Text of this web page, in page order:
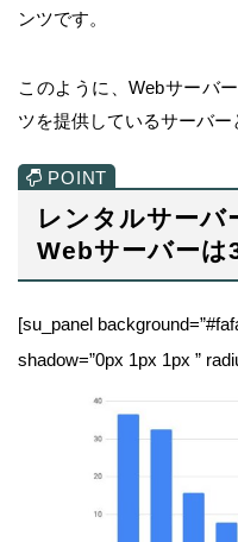
ンツです。
このように、Webサーバ
ツを提供しているサーバー
レンタルサーバ
Webサーバーは
[su_panel
shadow=”0px 1px 1px ”